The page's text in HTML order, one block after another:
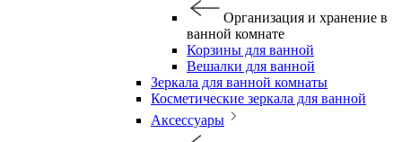
Организация и хранение в
ванной комнате
Корзины для ванной
Вешалки для ванной
Зеркала для ванной комнаты
Косметические зеркала для ванной
Аксессуары